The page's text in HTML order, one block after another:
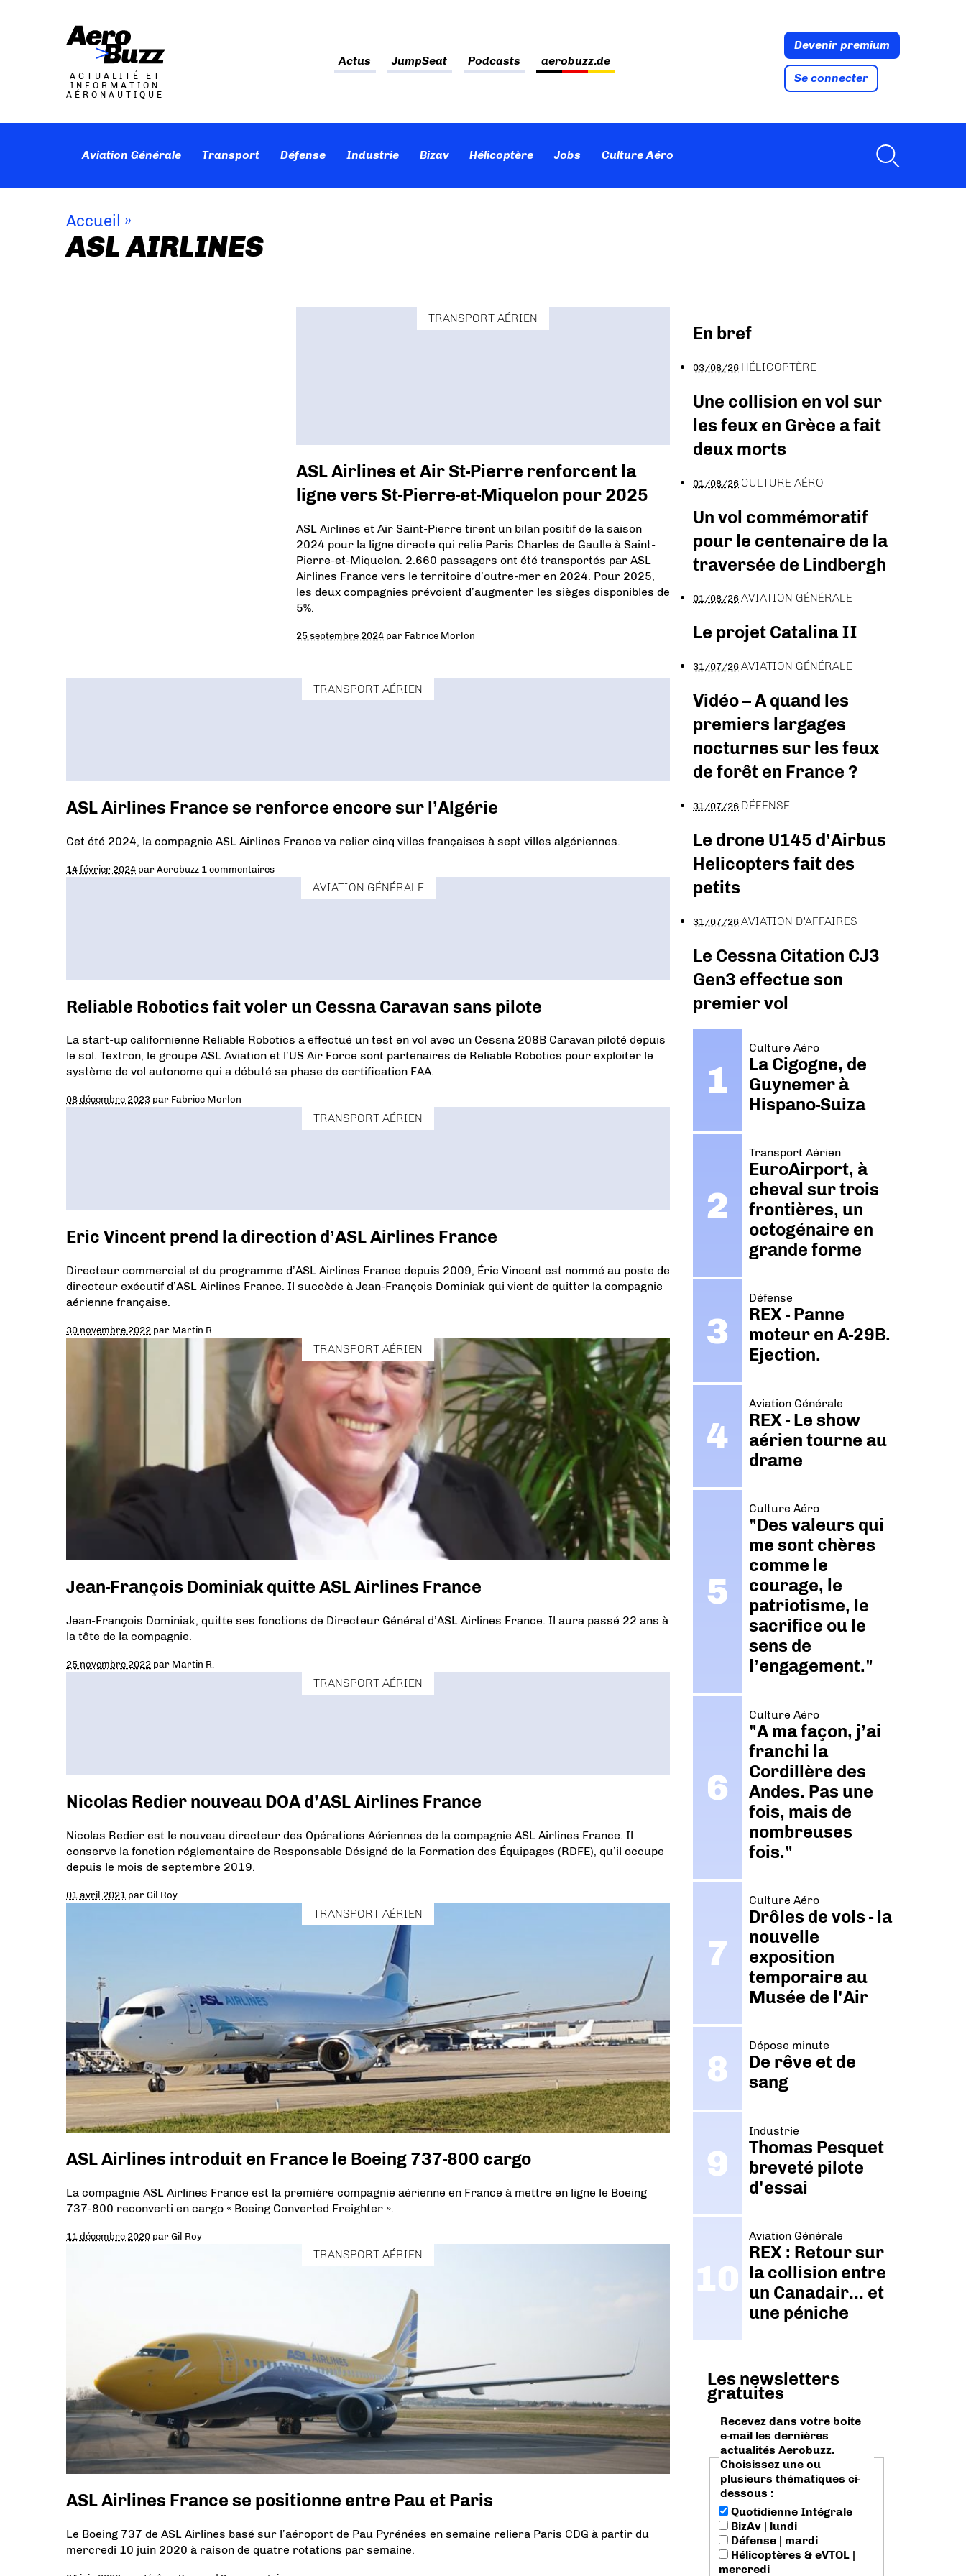
ACTUALITÉ ET
INFORMATION
AÉRONAUTIQUE
Actus JumpSeat Podcasts aerobuzz.de
Devenir premium
Se connecter
Aviation Générale Transport Défense Industrie Bizav Hélicoptère Jobs Culture Aéro
Accueil »
ASL AIRLINES
TRANSPORT AÉRIEN
ASL Airlines et Air St-Pierre renforcent la
ligne vers St-Pierre-et-Miquelon pour 2025
ASL Airlines et Air Saint-Pierre tirent un bilan positif de la saison
2024 pour la ligne directe qui relie Paris Charles de Gaulle à Saint-
Pierre-et-Miquelon. 2.660 passagers ont été transportés par ASL
Airlines France vers le territoire d’outre-mer en 2024. Pour 2025,
les deux compagnies prévoient d’augmenter les sièges disponibles de
5%.
25 septembre 2024 par Fabrice Morlon
TRANSPORT AÉRIEN
ASL Airlines France se renforce encore sur l’Algérie
Cet été 2024, la compagnie ASL Airlines France va relier cinq villes françaises à sept villes algériennes.
14 février 2024 parAerobuzz 1 commentaires
AVIATION GÉNÉRALE
Reliable Robotics fait voler un Cessna Caravan sans pilote
La start-up californienne Reliable Robotics a effectué un test en vol avec un Cessna 208B Caravan piloté depuis
le sol. Textron, le groupe ASL Aviation et l’US Air Force sont partenaires de Reliable Robotics pour exploiter le
système de vol autonome qui a débuté sa phase de certification FAA.
08 décembre 2023 par Fabrice Morlon
TRANSPORT AÉRIEN
Eric Vincent prend la direction d’ASL Airlines France
Directeur commercial et du programme d’ASL Airlines France depuis 2009, Éric Vincent est nommé au poste de
directeur exécutif d’ASL Airlines France. Il succède à Jean-François Dominiak qui vient de quitter la compagnie
aérienne française.
30 novembre 2022 par Martin R.
TRANSPORT AÉRIEN
Jean-François Dominiak quitte ASL Airlines France
Jean-François Dominiak, quitte ses fonctions de Directeur Général d’ASL Airlines France. Il aura passé 22 ans à
la tête de la compagnie.
25 novembre 2022 par Martin R.
TRANSPORT AÉRIEN
Nicolas Redier nouveau DOA d’ASL Airlines France
Nicolas Redier est le nouveau directeur des Opérations Aériennes de la compagnie ASL Airlines France. Il
conserve la fonction réglementaire de Responsable Désigné de la Formation des Équipages (RDFE), qu’il occupe
depuis le mois de septembre 2019.
01 avril 2021 parGil Roy
TRANSPORT AÉRIEN
ASL Airlines introduit en France le Boeing 737-800 cargo
La compagnie ASL Airlines France est la première compagnie aérienne en France à mettre en ligne le Boeing
737-800 reconverti en cargo « Boeing Converted Freighter ».
11 décembre 2020 parGil Roy
TRANSPORT AÉRIEN
ASL Airlines France se positionne entre Pau et Paris
Le Boeing 737 de ASL Airlines basé sur l’aéroport de Pau Pyrénées en semaine reliera Paris CDG à partir du
mercredi 10 juin 2020 à raison de quatre rotations par semaine.
En bref
03/08/26 HÉLICOPTÈRE
Une collision en vol sur
les feux en Grèce a fait
deux morts
01/08/26 CULTURE AÉRO
Un vol commémoratif
pour le centenaire de la
traversée de Lindbergh
01/08/26AVIATION GÉNÉRALE
Le projet Catalina II
31/07/26AVIATION GÉNÉRALE
Vidéo – A quand les
premiers largages
nocturnes sur les feux
de forêt en France ?
31/07/26 DÉFENSE
Le drone U145 d’Airbus
Helicopters fait des
petits
31/07/26AVIATION D'AFFAIRES
Le Cessna Citation CJ3
Gen3 effectue son
premier vol
Culture Aéro
La Cigogne, de
Guynemer à
Hispano-Suiza
Transport Aérien
EuroAirport, à
cheval sur trois
frontières, un
octogénaire en
grande forme
Défense
REX - Panne
moteur en A-29B.
Ejection.
Aviation Générale
REX - Le show
aérien tourne au
drame
Culture Aéro
"Des valeurs qui
me sont chères
comme le
courage, le
patriotisme, le
sacrifice ou le
sens de
l’engagement."
Culture Aéro
"A ma façon, j’ai
franchi la
Cordillère des
Andes. Pas une
fois, mais de
nombreuses
fois."
Culture Aéro
Drôles de vols - la
nouvelle
exposition
temporaire au
Musée de l'Air
Dépose minute
De rêve et de
sang
Industrie
Thomas Pesquet
breveté pilote
d'essai
Aviation Générale
REX : Retour sur
la collision entre
un Canadair… et
une péniche
Les newsletters
gratuites
Recevez dans votre boite
e-mail les dernières
actualités Aerobuzz.
Choisissez une ou
plusieurs thématiques ci-
dessous :
Quotidienne Intégrale
BizAv | lundi
Défense | mardi
Hélicoptères & eVTOL |
mercredi